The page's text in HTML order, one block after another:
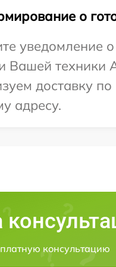
о
уведомление о
Вашей техники
доставку по
адресу.
консультацию